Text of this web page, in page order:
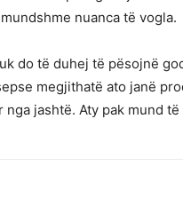
nuanca të vogla.
do të duhej të pësojnë
megjithatë ato janë
nga jashtë. Aty pak mund